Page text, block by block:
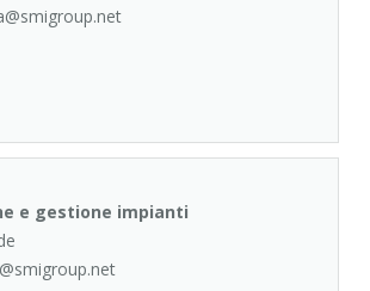
e gestione impianti